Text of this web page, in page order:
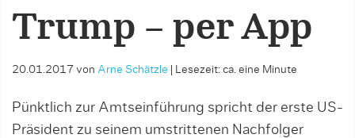
Trump – per App
20.01.2017 von Arne Schätzle Lesezeit: ca. eine Minute
Pünktlich zur Amtseinführung spricht der erste US-
Präsident zu seinem umstrittenen Nachfolger